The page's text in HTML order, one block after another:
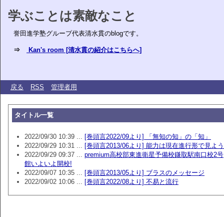
学ぶことは素敵なこと
誉田進学塾グループ代表清水貫のblogです。
⇒ Kan's room [清水貫の紹介はこちらへ]
戻る RSS 管理者用
タイトル一覧
2022/09/30 10:39 ... [巻頭言2022/09より] 「無知の知」の「知」
2022/09/29 10:31 ... [巻頭言2013/06より] 能力は現在進行形で見よう
2022/09/29 09:37 ... premium高校部東進衛星予備校鎌取駅南口校2号
館いよいよ開校!
2022/09/07 10:35 ... [巻頭言2013/05より] ブラスのメッセージ
2022/09/02 10:06 ... [巻頭言2022/08より] 不易と流行